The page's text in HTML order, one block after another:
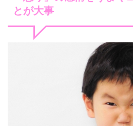
とが大事